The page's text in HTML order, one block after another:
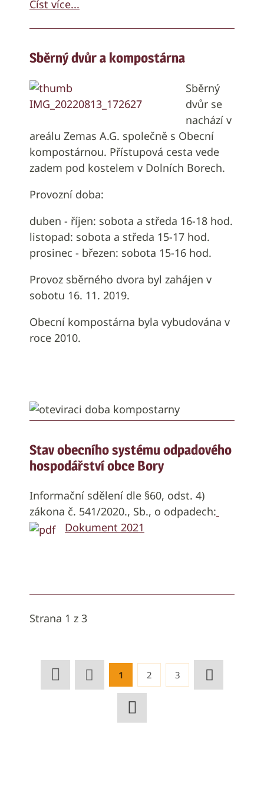
Číst více...
Sběrný dvůr a kompostárna
Sběrný
dvůr se
nachází v
areálu Zemas A.G. společně s Obecní
kompostárnou. Přístupová cesta vede
zadem pod kostelem v Dolních Borech.
Provozní doba:
duben - říjen: sobota a středa 16-18 hod.
listopad: sobota a středa 15-17 hod.
prosinec - březen: sobota 15-16 hod.
Provoz sběrného dvora byl zahájen v
sobotu 16. 11. 2019.
Obecní kompostárna byla vybudována v
roce 2010.
Stav obecního systému odpadového
hospodářství obce Bory
Informační sdělení dle §60, odst. 4)
zákona č. 541/2020., Sb., o odpadech:
Dokument 2021
Strana 1 z 3
1 2 3